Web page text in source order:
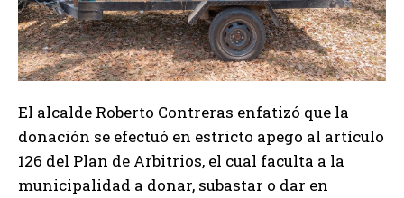
El alcalde Roberto Contreras enfatizó que la
donación se efectuó en estricto apego al artículo
126 del Plan de Arbitrios, el cual faculta a la
municipalidad a donar, subastar o dar en